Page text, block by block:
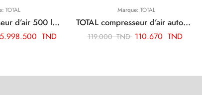
TOTAL
TOTAL compresseur d’air 500 litre 7.5hp TC1755002E
5.998.500 TND
Marque: TOTAL
TOTAL compresseur d’air automatique sans fil TACLI2001
119.000TND 110.670 TND